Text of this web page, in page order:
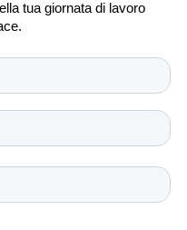
tua giornata di lavoro